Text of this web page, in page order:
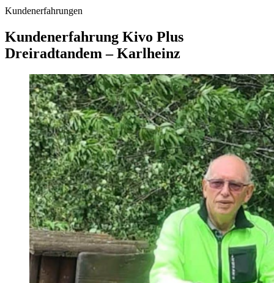
Kundenerfahrungen
Kundenerfahrung Kivo Plus
Dreiradtandem – Karlheinz